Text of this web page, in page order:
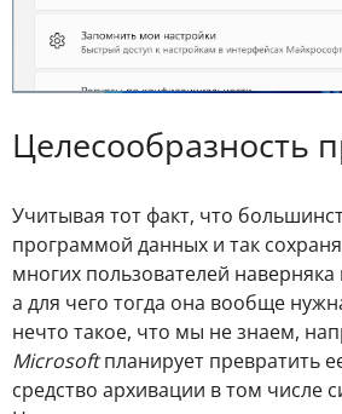
Целесообразность
Учитывая тот факт, что
программой данных и так
многих пользователей
а для чего тогда она вообще
нечто такое, что мы не знаем,
Microsoftпланирует превратить
средство архивации в том числе